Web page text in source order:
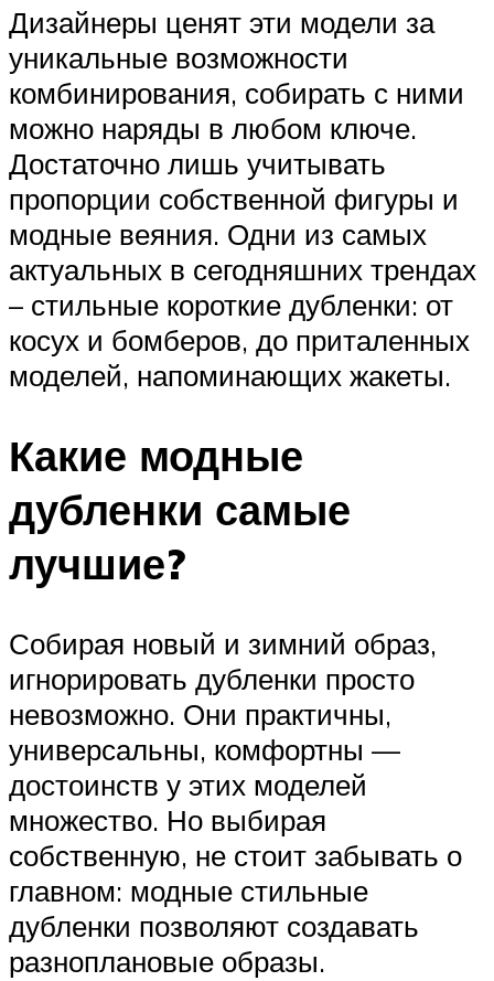
Дизайнеры ценят эти модели за
уникальные возможности
комбинирования, собирать с ними
можно наряды в любом ключе.
Достаточно лишь учитывать
пропорции собственной фигуры и
модные веяния. Одни из самых
актуальных в сегодняшних трендах
– стильные короткие дубленки: от
косух и бомберов, до приталенных
моделей, напоминающих жакеты.
Какие модные
дубленки самые
лучшие?
Собирая новый и зимний образ,
игнорировать дубленки просто
невозможно. Они практичны,
универсальны, комфортны —
достоинств у этих моделей
множество. Но выбирая
собственную, не стоит забывать о
главном: модные стильные
дубленки позволяют создавать
разноплановые образы.